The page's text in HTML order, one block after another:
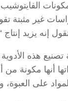
غير مثبتة
إنه يزيد
هذه
أنها مكونة
على العبوة،